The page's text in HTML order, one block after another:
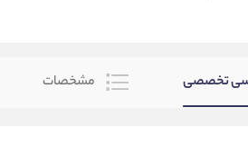
تخصصی مشخصات